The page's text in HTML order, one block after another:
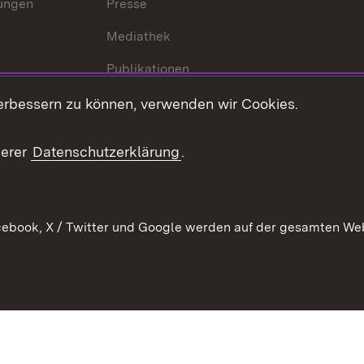
Presse
Mediathek
Publikationen
Stellen und Ausbildung
Verkehrsinformationen
zu können, verwenden wir Cookies.
Datenschutzerklärung.
X / Twitter und Google werden auf der gesamten